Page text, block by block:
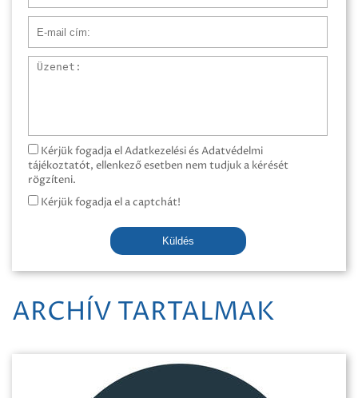
Üzenet
Kérjük fogadja el Adatkezelési és Adatvédelmi
tájékoztatót, ellenkező esetben nem tudjuk a kérését
rögzíteni.
Kérjük fogadja el a captchát!
Küldés
ARCHÍV TARTALMAK